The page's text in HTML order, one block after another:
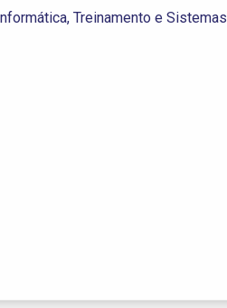
Treinamento e Sistemas